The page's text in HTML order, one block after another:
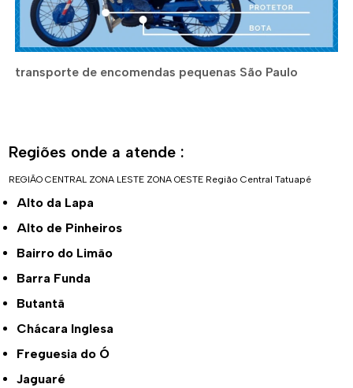
transporte de encomendas pequenas São Paulo
Regiões onde a atende :
REGIÃO CENTRAL ZONA LESTE ZONA OESTE Região Central Tatuapé
Alto da Lapa
Alto de Pinheiros
Bairro do Limão
Barra Funda
Butantã
Chácara Inglesa
Freguesia do Ó
Jaguaré